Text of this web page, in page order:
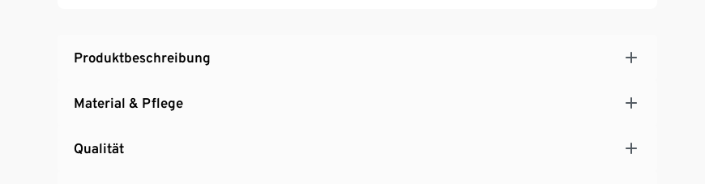
Produktbeschreibung
Material & Pflege
Qualität